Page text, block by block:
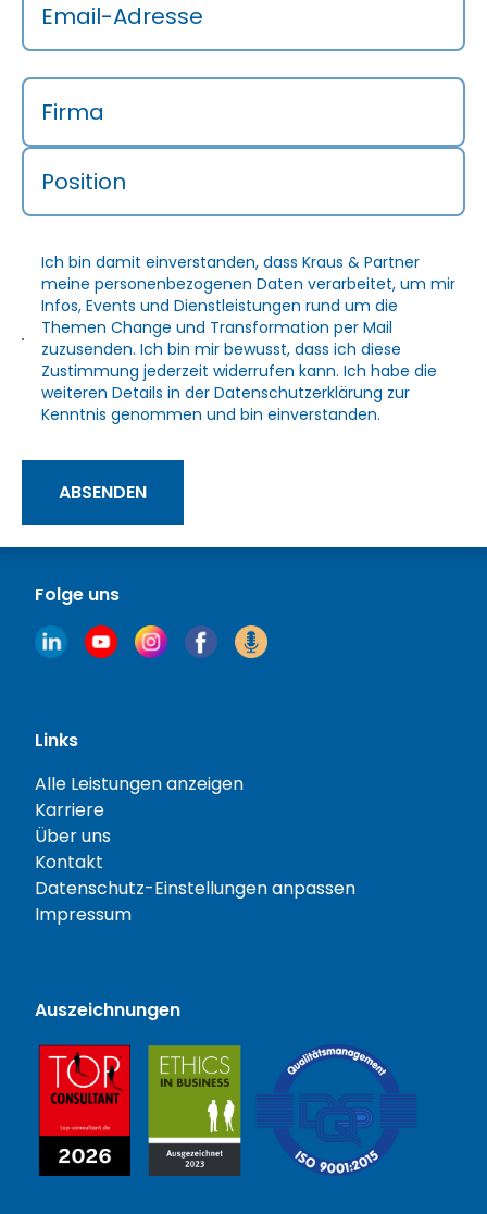
Folge uns
Links
Alle Leistungen anzeigen
Karriere
Über uns
Kontakt
Datenschutz-Einstellungen anpassen
Impressum
Auszeichnungen
Email-Adresse
Firma
Position
Ich bin damit einverstanden, dass Kraus & Partner
meine personenbezogenen Daten verarbeitet, um mir
Infos, Events und Dienstleistungen rund um die
Themen Change und Transformation per Mail
zuzusenden. Ich bin mir bewusst, dass ich diese
Zustimmung jederzeit widerrufen kann. Ich habe die
weiteren Details in derDatenschutzerklärung zur
Kenntnis genommen und bin einverstanden.
ABSENDEN